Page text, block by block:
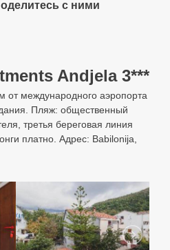
с ними
Andjela 3***
от международного аэропорта
Пляж: общественный
третья береговая линия
платно. Адрес: Babilonija,